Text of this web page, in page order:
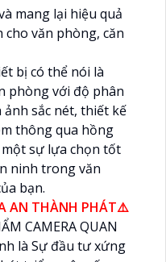
mang lại hiệu quả
cho văn phòng, căn
bị có thể nói là
phòng với độ phân
sắc nét, thiết kế
thông qua hồng
một sự lựa chọn tốt
ninh trong văn
bạn.
AN THÀNH PHÁT⚠️
CAMERA QUAN
là Sự đầu tư xứng